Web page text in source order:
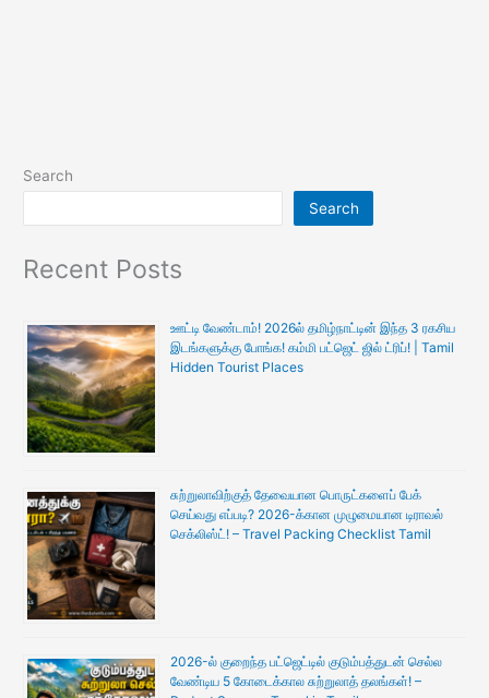
Search
Search
Recent Posts
ஊட்டி வேண்டாம்! 2026ல் தமிழ்நாட்டின் இந்த 3 ரகசிய
இடங்களுக்கு போங்க! கம்மி பட்ஜெட் ஜில் ட்ரிப்! | Tamil
Hidden Tourist Places
சுற்றுலாவிற்குத் தேவையான பொருட்களைப் பேக்
செய்வது எப்படி? 2026-க்கான முழுமையான டிராவல்
செக்லிஸ்ட்! – Travel Packing Checklist Tamil
2026-ல் குறைந்த பட்ஜெட்டில் குடும்பத்துடன் செல்ல
வேண்டிய 5 கோடைக்கால சுற்றுலாத் தலங்கள்! –